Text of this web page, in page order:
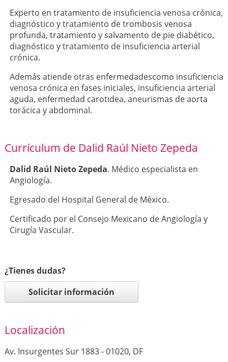
Experto en tratamiento de insuficiencia venosa crónica,
diagnóstico y tratamiento de trombosis venosa
profunda, tratamiento y salvamento de pie diabético,
diagnóstico y tratamiento de insuficiencia arterial
crónica.
Además atiende otras enfermedadescomo insuficiencia
venosa crónica en fases iniciales, insuficiencia arterial
aguda, enfermedad carotidea, aneurismas de aorta
torácica y abdominal.
Currículum de Dalid Raúl Nieto Zepeda
Dalid Raúl Nieto Zepeda. Médico especialista en
Angiología.
Egresado del Hospital General de México.
Certificado por el Consejo Mexicano de Angiología y
Cirugía Vascular.
¿Tienes dudas?
Solicitar información
Localización
Av. Insurgentes Sur 1883 - 01020, DF